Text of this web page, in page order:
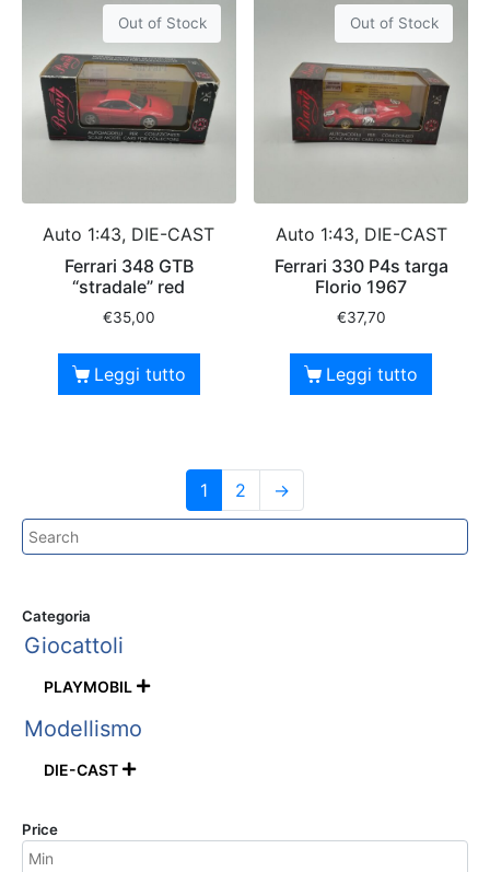
Out of Stock
Auto 1:43, DIE-CAST
Ferrari 348 GTB
“stradale” red
€35,00
Leggi tutto
Out of Stock
Auto 1:43, DIE-CAST
Ferrari 330 P4s targa
Florio 1967
€37,70
Leggi tutto
1 2 →
Categoria
Giocattoli
PLAYMOBIL 
Modellismo
DIE-CAST 
Price